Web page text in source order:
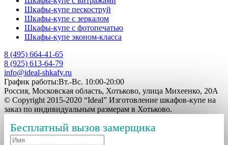
Шкафы-купе пескоструй
Шкафы-купе с зеркалом
Шкафы-купе с фотопечатью
Шкафы-купе эконом-класса
8 (495) 664-41-65
8 (925) 613-64-79
info@ideal-shkafy.ru
График работы:Вт.-Вс. 10:00-20:00
Россия, Московская область, Хотьково, улица Михеенко, 20А
© Copyright 2015-2020 “Ideal” Изготовление шкафов-купе на
заказ по индивидуальным размерам в Хотьково.
Бесплатный вызов замерщика